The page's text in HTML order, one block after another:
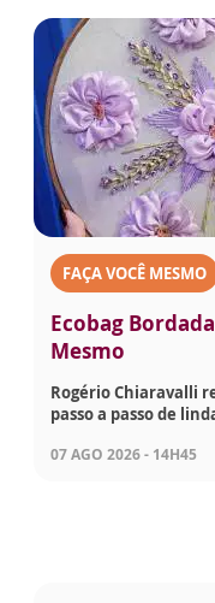
FAÇA VOCÊ MESMO
Ecobag
Mesmo
Rogério Chiaravalli
passo a passo de
07 AGO 2026 - 14H45